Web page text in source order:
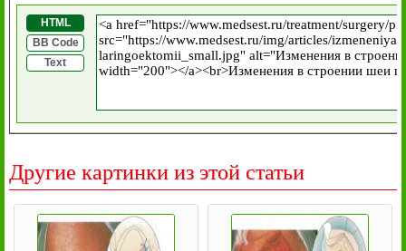
HTML
BB Code
Text
Другие картинки из этой статьи